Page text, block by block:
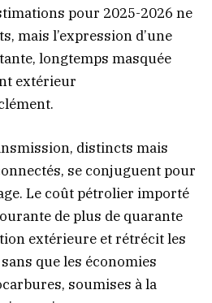
pour 2025-2026 ne
mais l’expression d’une
longtemps masquée
extérieur
distincts mais
se conjuguent pour
Le coût pétrolier importé
de plus de quarante
extérieure et rétrécit les
que les économies
soumises à la